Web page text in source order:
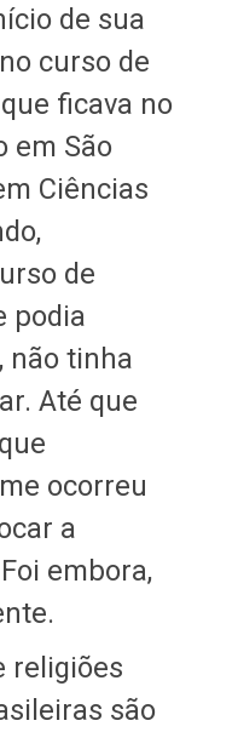
de sua
curso de
ficava no
em São
Ciências
de
podia
não tinha
Até que
ocorreu
a
embora,
religiões
são